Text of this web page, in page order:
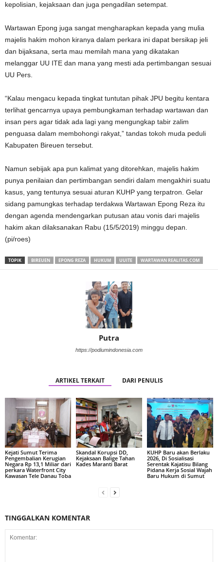
kepolisian, kejaksaan dan juga pengadilan setempat.
Wartawan Epong juga sangat mengharapkan kepada yang mulia
majelis hakim mohon kiranya dalam perkara ini dapat bersikap jeli
dan bijaksana, serta mau memilah mana yang dikatakan
melanggar UU ITE dan mana yang mesti ada pertimbangan sesuai
UU Pers.
“Kalau mengacu kepada tingkat tuntutan pihak JPU begitu kentara
terlihat gencarnya upaya pembungkaman terhadap wartawan dan
insan pers agar tidak ada lagi yang mengungkap tabir zalim
penguasa dalam membohongi rakyat,” tandas tokoh muda peduli
Kabupaten Bireuen tersebut.
Namun sebijak apa pun kalimat yang ditorehkan, majelis hakim
punya penilaian dan pertimbangan sendiri dalam mengakhiri suatu
kasus, yang tentunya sesuai aturan KUHP yang terpatron. Gelar
sidang pamungkas terhadap terdakwa Wartawan Epong Reza itu
dengan agenda mendengarkan putusan atau vonis dari majelis
hakim akan dilaksanakan Rabu (15/5/2019) minggu depan.
(pi/roes)
TOPIK BIREUEN EPONG REZA HUKUM UUITE WARTAWAN REALITAS.COM
Putra
https://podiumindonesia.com
ARTIKEL TERKAIT DARI PENULIS
Kejati Sumut Terima
Pengembalian Kerugian
Negara Rp 13,1 Miliar dari
perkara Waterfront City
Kawasan Tele Danau Toba
Skandal Korupsi DD,
Kejaksaan Balige Tahan
Kades Maranti Barat
KUHP Baru akan Berlaku
2026, Di Sosialisasi
Serentak Kajatisu Bilang
Pidana Kerja Sosial Wajah
Baru Hukum di Sumut
TINGGALKAN KOMENTAR